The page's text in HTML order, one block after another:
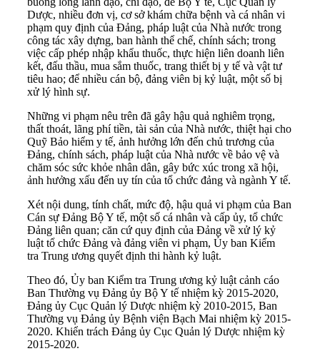
Dược, nhiều đơn vị, cơ sở khám chữa bệnh và cá nhân vi
phạm quy định của Đảng, pháp luật của Nhà nước trong
công tác xây dựng, ban hành thể chế, chính sách; trong
việc cấp phép nhập khẩu thuốc, thực hiện liên doanh liên
kết, đấu thầu, mua sắm thuốc, trang thiết bị y tế và vật tư
tiêu hao; để nhiều cán bộ, đảng viên bị kỷ luật, một số bị
xử lý hình sự.
Những vi phạm nêu trên đã gây hậu quả nghiêm trọng,
thất thoát, lãng phí tiền, tài sản của Nhà nước, thiệt hại cho
Quỹ Bảo hiểm y tế, ảnh hưởng lớn đến chủ trương của
Đảng, chính sách, pháp luật của Nhà nước về bảo vệ và
chăm sóc sức khỏe nhân dân, gây bức xúc trong xã hội,
ảnh hưởng xấu đến uy tín của tổ chức đảng và ngành Y tế.
Xét nội dung, tính chất, mức độ, hậu quả vi phạm của Ban
Cán sự Đảng Bộ Y tế, một số cá nhân và cấp ủy, tổ chức
Đảng liên quan; căn cứ quy định của Đảng về xử lý kỷ
luật tổ chức Đảng và đảng viên vi phạm, Ủy ban Kiểm
tra Trung ương quyết định thi hành kỷ luật.
Theo đó, Ủy ban Kiểm tra Trung ương kỷ luật cảnh cáo
Ban Thường vụ Đảng ủy Bộ Y tế nhiệm kỳ 2015-2020,
Đảng ủy Cục Quản lý Dược nhiệm kỳ 2010-2015, Ban
Thường vụ Đảng ủy Bệnh viện Bạch Mai nhiệm kỳ 2015-
2020. Khiển trách Đảng ủy Cục Quản lý Dược nhiệm kỳ
2015-2020.